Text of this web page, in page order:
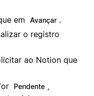
em
Avançar .
o registro
ao Notion que
Pendente ,